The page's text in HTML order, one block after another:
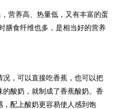
营养高、热量低，又有丰富的蛋
膳食纤维也多，是相当好的营养
，可以直接吃香蕉，也可以把
酸奶，就制成了香蕉酸奶。香
配上酸奶更容易使人感到饱